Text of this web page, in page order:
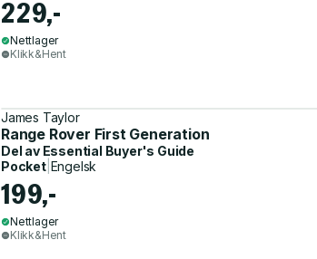
229,-
Nettlager
Klikk&Hent
James Taylor
Range Rover First Generation
Del av Essential Buyer's Guide
Pocket| Engelsk
199,-
Nettlager
Klikk&Hent